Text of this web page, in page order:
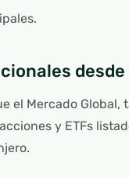
el Mercado
y ETFs